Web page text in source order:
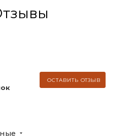
ОСТАВИТЬ ОТЗЫВ